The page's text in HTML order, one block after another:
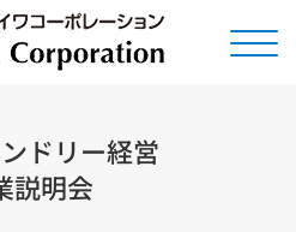
ドリー経営
説明会